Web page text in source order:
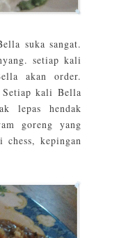
suka sangat.
setiap kali
akan order.
kali Bella
lepas hendak
goreng yang
chess, kepingan